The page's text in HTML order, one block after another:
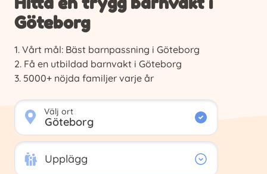
Göteborg
Vårt mål: Bäst barnpassning i Göteborg
Få en utbildad barnvakt i Göteborg
5000+ nöjda familjer varje år
Välj ort
Upplägg
Upplägg